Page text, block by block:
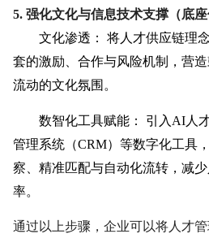
5. 强化文化与信息技术支撑（底座
文化渗透：
将人才供应链理
套的激励、合作与风险机制，营
流动的文化氛围。
数智化工具赋能：
引入AI人
管理系统（CRM）等数字化工具
察、精准匹配与自动化流转，减
率。
通过以上步骤，企业可以将人才